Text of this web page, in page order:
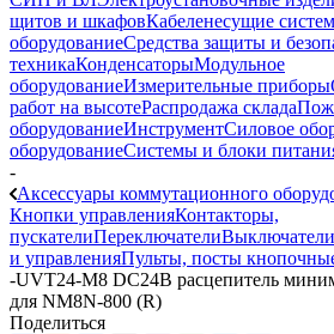
щитов и шкафовКабеленесущие
оборудованиеСредства защиты и
техникаКонденсаторыМодульное
оборудованиеИзмерительные приборы
работ на высотеРаспродажа склада
оборудованиеИнструментСиловое
оборудованиеСистемы и блоки
-
Аксессуары коммутационного
Кнопки управленияКонтакторы,
пускателиПереключатели
и управленияПульты, посты
-UVT24-M8 DC24В расцепитель
для NM8N-800 (R)
Поделиться